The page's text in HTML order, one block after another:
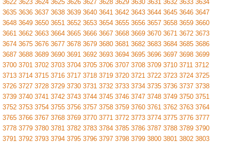
3622 3623 3624 3625 3626 3627 3628 3629 3630 3631 3632 3633 3634
3635 3636 3637 3638 3639 3640 3641 3642 3643 3644 3645 3646 3647
3648 3649 3650 3651 3652 3653 3654 3655 3656 3657 3658 3659 3660
3661 3662 3663 3664 3665 3666 3667 3668 3669 3670 3671 3672 3673
3674 3675 3676 3677 3678 3679 3680 3681 3682 3683 3684 3685 3686
3687 3688 3689 3690 3691 3692 3693 3694 3695 3696 3697 3698 3699
3700 3701 3702 3703 3704 3705 3706 3707 3708 3709 3710 3711 3712
3713 3714 3715 3716 3717 3718 3719 3720 3721 3722 3723 3724 3725
3726 3727 3728 3729 3730 3731 3732 3733 3734 3735 3736 3737 3738
3739 3740 3741 3742 3743 3744 3745 3746 3747 3748 3749 3750 3751
3752 3753 3754 3755 3756 3757 3758 3759 3760 3761 3762 3763 3764
3765 3766 3767 3768 3769 3770 3771 3772 3773 3774 3775 3776 3777
3778 3779 3780 3781 3782 3783 3784 3785 3786 3787 3788 3789 3790
3791 3792 3793 3794 3795 3796 3797 3798 3799 3800 3801 3802 3803